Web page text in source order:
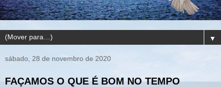
▼
sábado, 28 de novembro de 2020
FAÇAMOS O QUE É BOM NO TEMPO